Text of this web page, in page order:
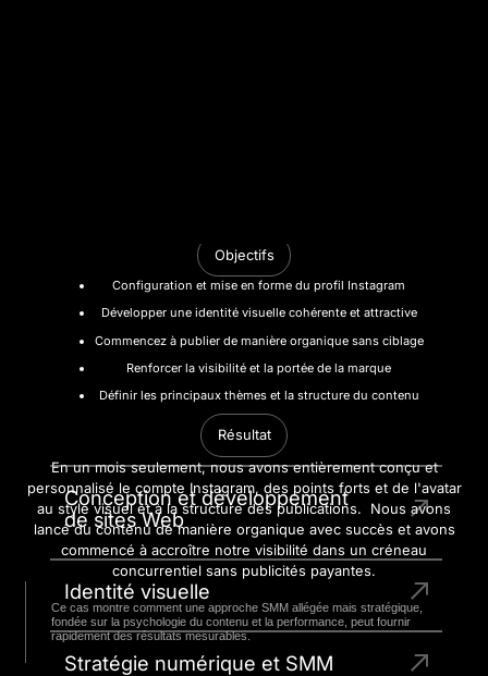
Objectifs
Configuration et mise en forme du profil Instagram
Développer une identité visuelle cohérente et attractive
Commencez à publier de manière organique sans ciblage
Renforcer la visibilité et la portée de la marque
Définir les principaux thèmes et la structure du contenu
Résultat
En un mois seulement, nous avons entièrement conçu et
personnalisé le compte Instagram, des points forts et de l'avatar
au style visuel et à la structure des publications. Nous avons
lancé du contenu de manière organique avec succès et avons
commencé à accroître notre visibilité dans un créneau
concurrentiel sans publicités payantes.
Ce cas montre comment une approche SMM allégée mais stratégique,
fondée sur la psychologie du contenu et la performance, peut fournir
rapidement des résultats mesurables.
NOS SERVICES
De l'identité visuelle à la présence numérique — nos services sont conçus
pour que
votre marque se démarque et grandit.
Conception et développement
de sites Web
Identité visuelle
Stratégie numérique et SMM